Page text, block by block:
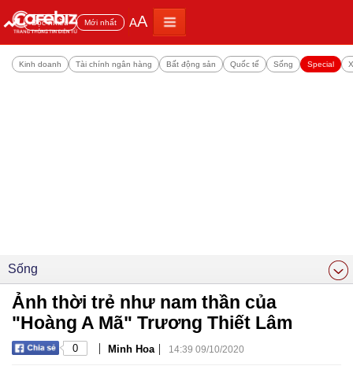
Đọc nhiều Mới nhất AA
Kinh doanh Tài chính ngân hàng Bất động sản Quốc tế Sống Special
Sống
Ảnh thời trẻ như nam thần của
"Hoàng A Mã" Trương Thiết Lâm
0 | Minh Hoa | 14:39 09/10/2020